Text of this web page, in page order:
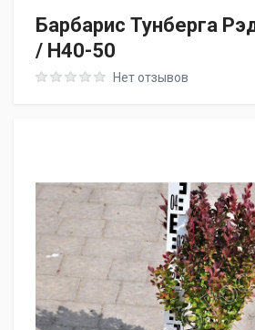
Барбарис Тунберга
/ H40-50
Rating: 0 out of 5Нет отзывов